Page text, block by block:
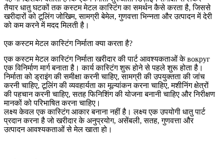
तैयार धातु घटकों तक कस्टम मेटल कास्टिंग का समर्थन कैसे करता है, जिससे
खरीदारों को टूलिंग जोखिम, सामग्री बेमेल, गुणवत्ता भिन्नता और उत्पादन में देरी
को कम करने में मदद मिलती है।
एक कस्टम मेटल कास्टिंग निर्माता क्या करता है?
एक कस्टम मेटल कास्टिंग निर्माता खरीदार की पार्ट आवश्यकताओं के вокруг
एक विनिर्माण मार्ग बनाता है। कार्य कास्टिंग शुरू होने से पहले शुरू होता है।
निर्माता को ड्राइंग की समीक्षा करनी चाहिए, सामग्री की उपयुक्तता की जांच
करनी चाहिए, टूलिंग की व्यवहार्यता का मूल्यांकन करना चाहिए, मशीनिंग क्षेत्रों
की पहचान करनी चाहिए, सतह फिनिशिंग की योजना बनानी चाहिए और निरीक्षण
मानकों को परिभाषित करना चाहिए।
लक्ष्य केवल एक कास्टिंग आकार बनाना नहीं है। लक्ष्य एक उपयोगी धातु पार्ट
प्रदान करना है जो खरीदार के अनुप्रयोग, असेंबली, सतह, गुणवत्ता और
उत्पादन आवश्यकताओं से मेल खाता हो।